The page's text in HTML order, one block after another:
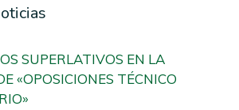
SUPERLATIVOS EN LA
«OPOSICIONES TÉCNICO